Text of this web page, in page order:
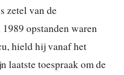
zetel van de
opstanden waren
hield hij vanaf het
laatste toespraak om de